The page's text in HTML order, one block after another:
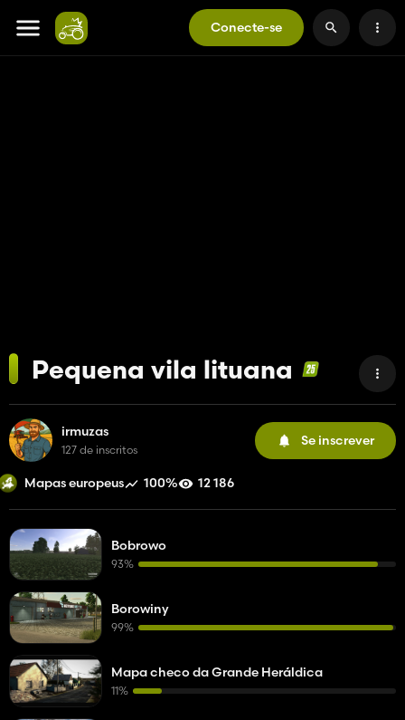
Conecte-se
Pequena vila lituana
irmuzas
127 de inscritos
Se inscrever
Mapas europeus 100% 12 186
Bobrowo
93%
Borowiny
99%
Mapa checo da Grande Heráldica
11%